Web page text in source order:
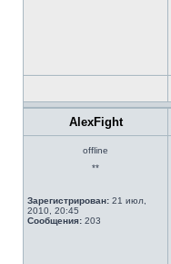
AlexFight
offline
**
Зарегистрирован: 21 июл,
2010, 20:45
Сообщения: 203